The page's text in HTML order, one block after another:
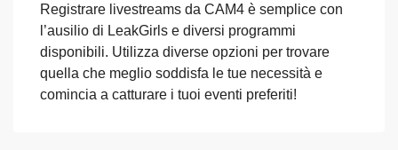
Registrare livestreams da CAM4 è semplice con
l’ausilio di LeakGirls e diversi programmi
disponibili. Utilizza diverse opzioni per trovare
quella che meglio soddisfa le tue necessità e
comincia a catturare i tuoi eventi preferiti!